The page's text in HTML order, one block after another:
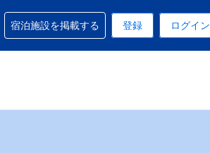
択中の表示通貨は円です
在選択中の言語は日本語です
に関するサポートを受けられます
宿泊施設を掲載する 登録 ログイン